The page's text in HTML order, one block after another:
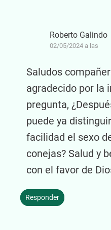
Roberto Galindo
02/05/2024 a las
Saludos
agradecido por la
pregunta,
puede ya
facilidad el sexo
conejas? Salud y
con el favor de
Responder